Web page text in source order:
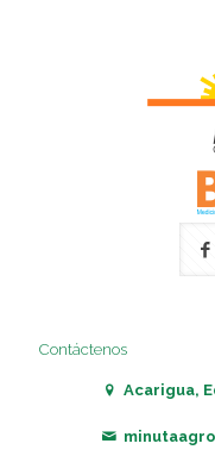
Contáctenos
Acarigua,